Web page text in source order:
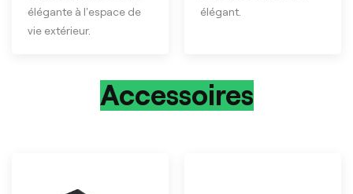
élégante à l'espace de
vie extérieur.
élégant.
Accessoires